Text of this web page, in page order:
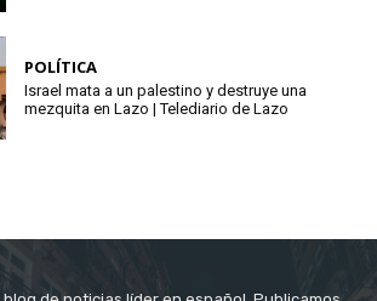
POLÍTICA
Israel mata a un palestino y destruye una
mezquita en Lazo | Telediario de Lazo